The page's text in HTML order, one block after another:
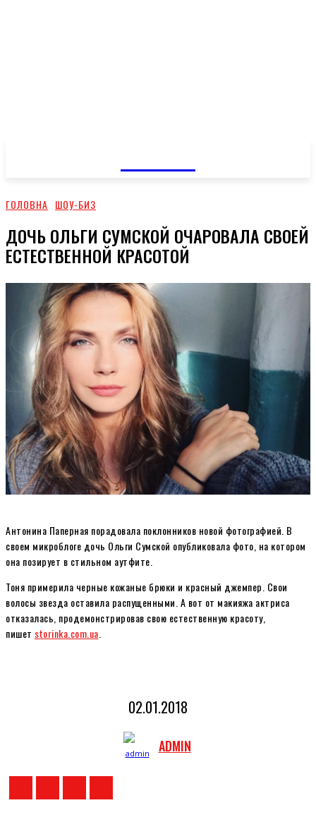
ГОЛОВНА ШОУ-БИЗ
ДОЧЬ ОЛЬГИ СУМСКОЙ ОЧАРОВАЛА СВОЕЙ
ЕСТЕСТВЕННОЙ КРАСОТОЙ
Антонина Паперная порадовала поклонников новой фотографией. В
своем микроблоге дочь Ольги Сумской опубликовала фото, на котором
она позирует в стильном аутфите.
Тоня примерила черные кожаные брюки и красный джемпер. Свои
волосы звезда оставила распущенными. А вот от макияжа актриса
отказалась, продемонстрировав свою естественную красоту,
пишет storinka.com.ua
02.01.2018
ADMIN